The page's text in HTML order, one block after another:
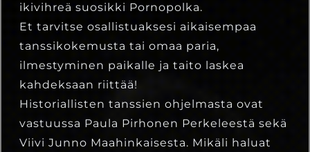
ikivihreä suosikki Pornopolka.
Et tarvitse osallistuaksesi aikaisempaa
tanssikokemusta tai omaa paria,
ilmestyminen paikalle ja taito laskea
kahdeksaan riittää!
Historiallisten tanssien ohjelmasta ovat
vastuussa Paula Pirhonen Perkeleestä sekä
Viivi Junno Maahinkaisesta. Mikäli haluat